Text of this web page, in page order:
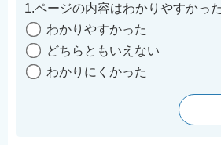
1.ページの内容はわかりやすかっ
わかりやすかった
どちらともいえない
わかりにくかった